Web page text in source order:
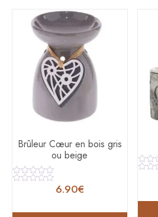
Brûleur Cœur en bois gris
ou beige
Note
5
6.90€
Note
5